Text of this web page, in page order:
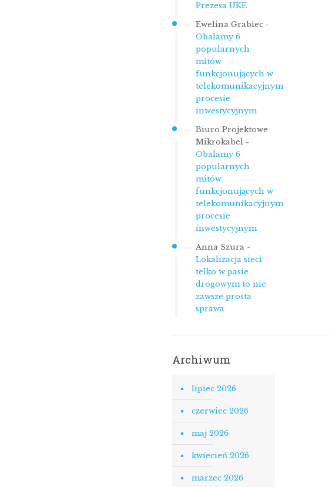
Prezesa UKE
Ewelina Grabiec-
Obalamy 6
popularnych
mitów
funkcjonujących w
telekomunikacyjnym
procesie
inwestycyjnym
Biuro Projektowe
Mikrokabel-
Obalamy 6
popularnych
mitów
funkcjonujących w
telekomunikacyjnym
procesie
inwestycyjnym
Anna Szura-
Lokalizacja sieci
telko w pasie
drogowym to nie
zawsze prosta
sprawa
Archiwum
lipiec 2026
czerwiec 2026
maj 2026
kwiecień 2026
marzec 2026